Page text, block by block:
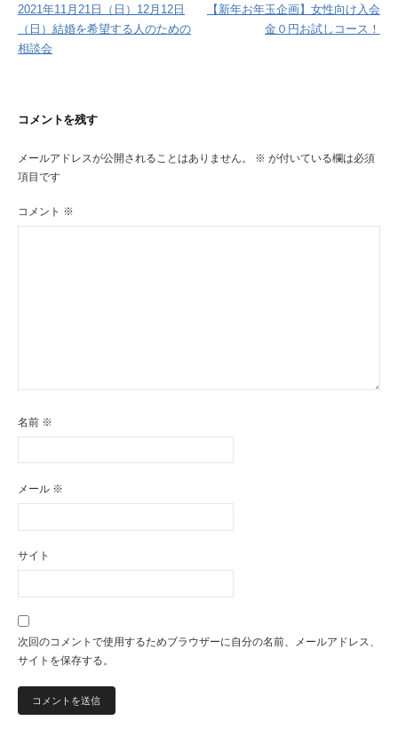
稿
ナ
ビ
ョ
ン
2021年11月21日（日）12月12日
（日）結婚を希望する人のための
相談会
【新年お年玉企画】女性向け入会
金０円お試しコース！
コメントを残す
メールアドレスが公開されることはありません。 ※ が付いている欄は必須
項目です
コメント ※
名前 ※
メール ※
サイト
次回のコメントで使用するためブラウザーに自分の名前、メールアドレス、
サイトを保存する。